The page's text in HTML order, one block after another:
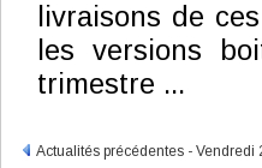
livraisons de
les versions
trimestre ...
Actualités précédentes - Vendredi